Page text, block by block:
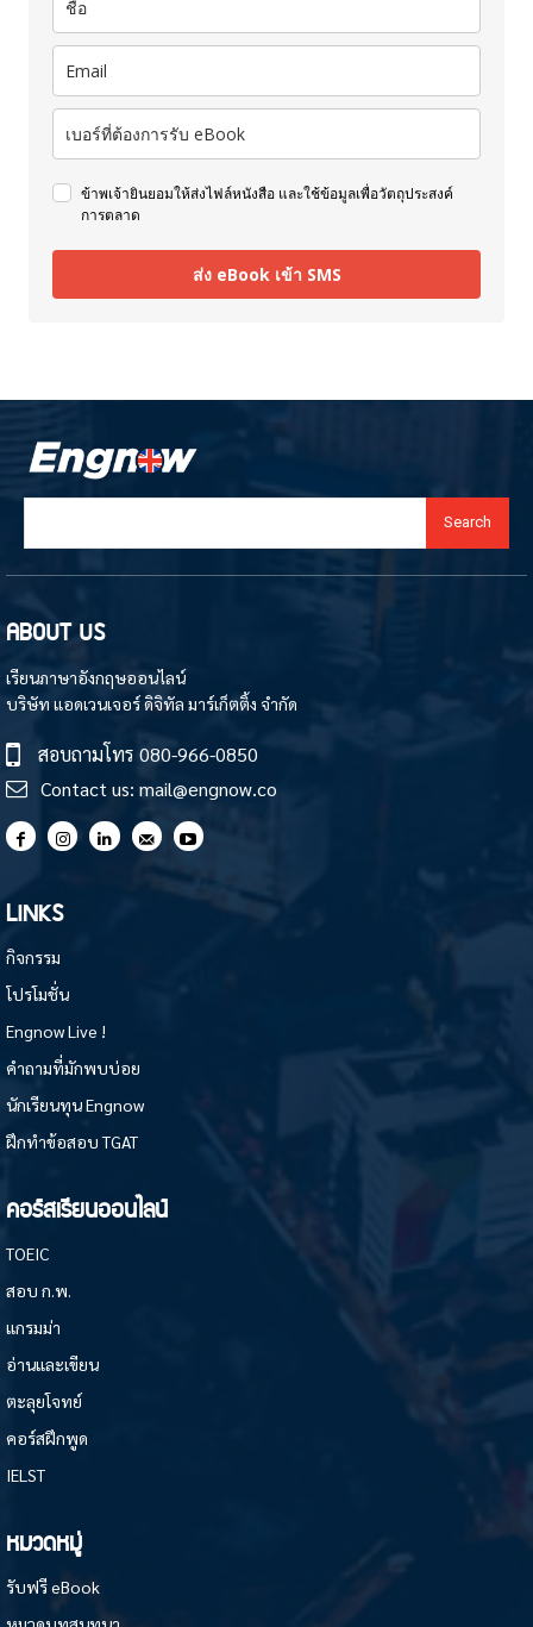
ข้าพเจ้ายินยอมให้ส่งไฟล์หนังสือ และใช้ข้อมูลเพื่อวัตถุประสงค์
การตลาด
ส่ง eBook เข้า SMS
Search
ABOUT US
เรียนภาษาอังกฤษออนไลน์
บริษัท แอดเวนเจอร์ ดิจิทัล มาร์เก็ตติ้ง จำกัด
สอบถามโทร 080-966-0850
Contact us: mail@engnow.co
LINKS
กิจกรรม
โปรโมชั่น
Engnow Live !
คำถามที่มักพบบ่อย
นักเรียนทุน Engnow
ฝึกทำข้อสอบ TGAT
คอร์สเรียนออนไลน์
TOEIC
สอบ ก.พ.
แกรมม่า
อ่านและเขียน
ตะลุยโจทย์
คอร์สฝึกพูด
IELST
หมวดหมู่
รับฟรี eBook